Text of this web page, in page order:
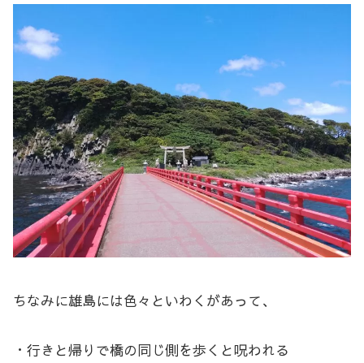
ちなみに雄島には色々といわくがあって、
・行きと帰りで橋の同じ側を歩くと呪われる